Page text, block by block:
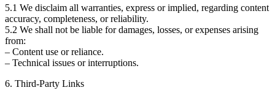
5.1 We disclaim all warranties, express or implied, regarding content
accuracy, completeness, or reliability.
5.2 We shall not be liable for damages, losses, or expenses arising
from:
– Content use or reliance.
– Technical issues or interruptions.
6. Third-Party Links